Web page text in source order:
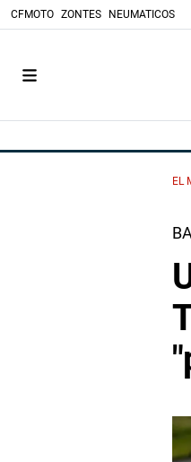
CFMOTO ZONTES NEUMATICOS
EL